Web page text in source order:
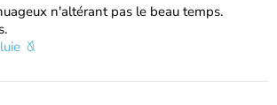
n'altérant pas le beau temps.